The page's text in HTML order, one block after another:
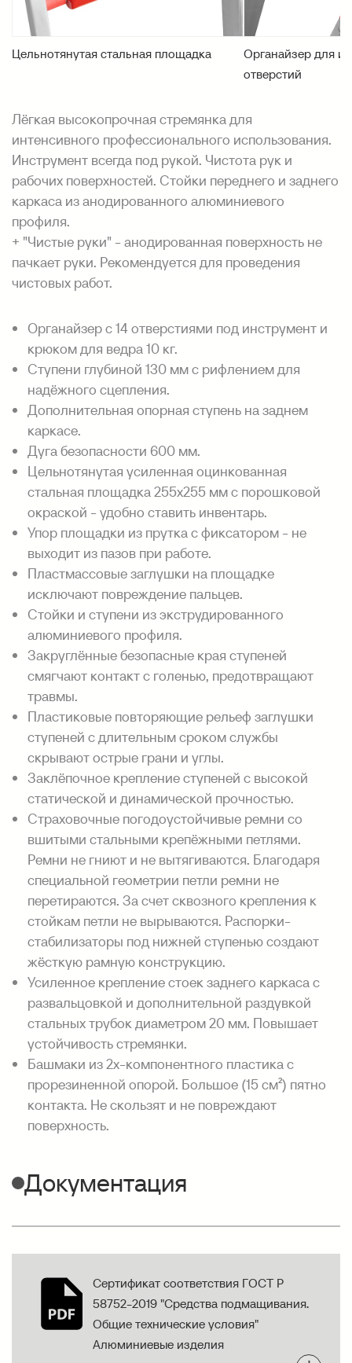
Цельнотянутая стальная площадка
Органайзер для
отверстий
Лёгкая высокопрочная стремянка для
интенсивного профессионального использования.
Инструмент всегда под рукой. Чистота рук и
рабочих поверхностей. Стойки переднего и заднего
каркаса из анодированного алюминиевого
профиля.
+ "Чистые руки" - анодированная поверхность не
пачкает руки. Рекомендуется для проведения
чистовых работ.
Органайзер с 14 отверстиями под инструмент и
крюком для ведра 10 кг.
Ступени глубиной 130 мм с рифлением для
надёжного сцепления.
Дополнительная опорная ступень на заднем
каркасе.
Дуга безопасности 600 мм.
Цельнотянутая усиленная оцинкованная
стальная площадка 255х255 мм с порошковой
окраской - удобно ставить инвентарь.
Упор площадки из прутка с фиксатором - не
выходит из пазов при работе.
Пластмассовые заглушки на площадке
исключают повреждение пальцев.
Стойки и ступени из экструдированного
алюминиевого профиля.
Закруглённые безопасные края ступеней
смягчают контакт с голенью, предотвращают
травмы.
Пластиковые повторяющие рельеф заглушки
ступеней с длительным сроком службы
скрывают острые грани и углы.
Заклёпочное крепление ступеней с высокой
статической и динамической прочностью.
Страховочные погодоустойчивые ремни со
вшитыми стальными крепёжными петлями.
Ремни не гниют и не вытягиваются. Благодаря
специальной геометрии петли ремни не
перетираются. За счет сквозного крепления к
стойкам петли не вырываются. Распорки-
стабилизаторы под нижней ступенью создают
жёсткую рамную конструкцию.
Усиленное крепление стоек заднего каркаса с
развальцовкой и дополнительной раздувкой
стальных трубок диаметром 20 мм. Повышает
устойчивость стремянки.
Башмаки из 2х-компонентного пластика с
прорезиненной опорой. Большое (15 см²) пятно
контакта. Не скользят и не повреждают
поверхность.
Документация
Сертификат соответствия ГОСТ Р
58752-2019 "Средства подмащивания.
Общие технические условия"
Алюминиевые изделия